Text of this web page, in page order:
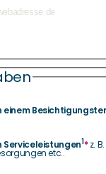
einem
Serviceleistungen1* z.
etc..